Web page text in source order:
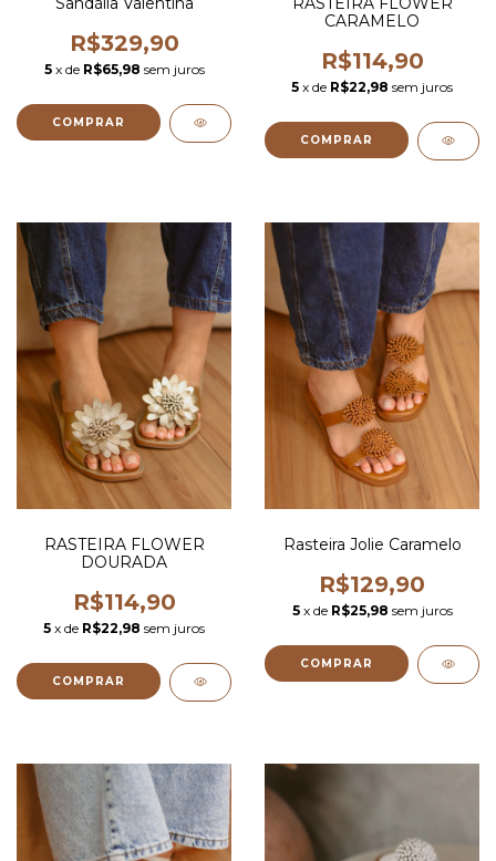
R$329,90
5 x de R$65,98 sem juros
COMPRAR
CARAMELO
R$114,90
5 x de R$22,98 sem juros
COMPRAR
RASTEIRA FLOWER
DOURADA
R$114,90
5 x de R$22,98 sem juros
COMPRAR
Rasteira Jolie Caramelo
R$129,90
5 x de R$25,98 sem juros
COMPRAR